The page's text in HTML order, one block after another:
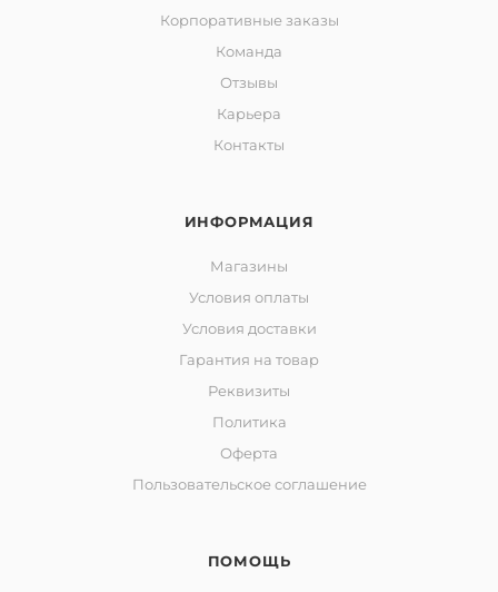
Корпоративные заказы
Команда
Отзывы
Карьера
Контакты
ИНФОРМАЦИЯ
Магазины
Условия оплаты
Условия доставки
Гарантия на товар
Реквизиты
Политика
Оферта
Пользовательское соглашение
ПОМОЩЬ